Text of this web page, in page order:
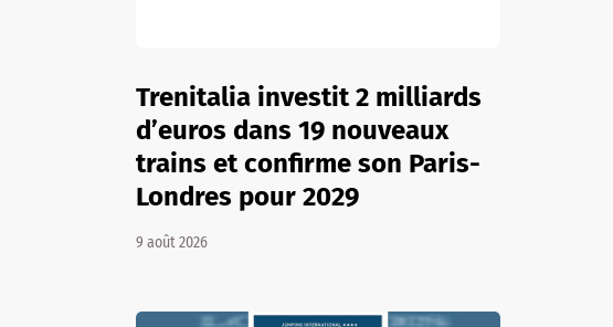
Trenitalia investit 2 milliards
d’euros dans 19 nouveaux
trains et confirme son Paris-
Londres pour 2029
9 août 2026